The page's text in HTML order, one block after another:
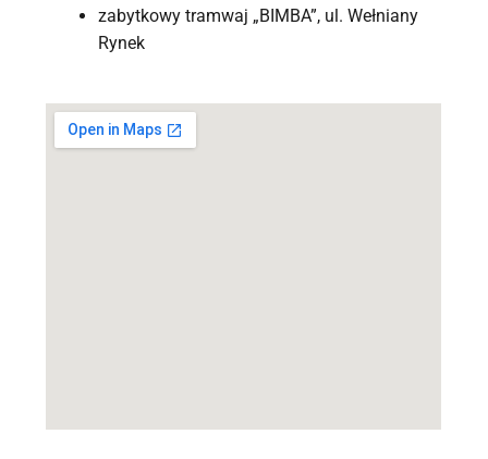
zabytkowy tramwaj „BIMBA”, ul. Wełniany
Rynek